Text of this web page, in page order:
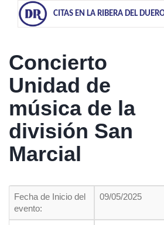
CITAS EN LA RIBERA DEL
Concierto
Unidad de
música de la
división San
Marcial
Fecha de Inicio del
evento:
09/05/2025